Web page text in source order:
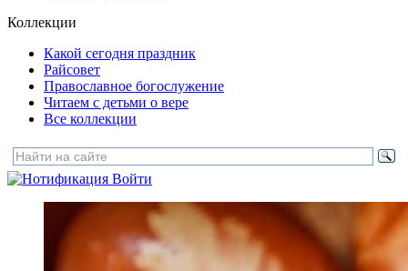
Коллекции
Какой сегодня праздник
Райсовет
Православное богослужение
Читаем с детьми о вере
Все коллекции
Войти